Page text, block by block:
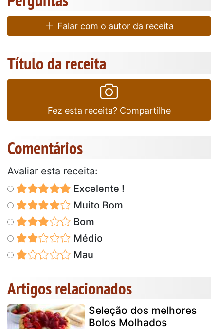
Falar com o autor da receita
Título da receita
Fez esta receita? Compartilhe
Comentários
Avaliar esta receita:
Excelente !
Muito Bom
Bom
Médio
Mau
Artigos relacionados
Seleção dos melhores
Bolos Molhados